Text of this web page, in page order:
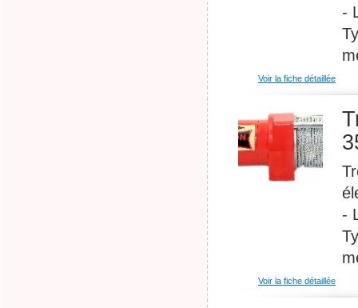
-
Voir la fiche détaillée
-
Voir la fiche détaillée